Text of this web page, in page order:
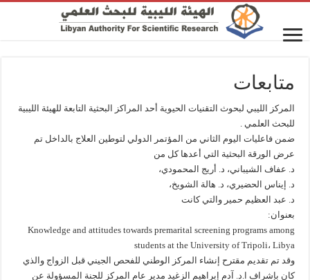
متابعات
المركز الليبي لبحوث التقنيات الحيوية أحد المراكز البحثية التابعة للهيئة الليبية
للبحث العلمي .
ضمن فاعليات اليوم الثاني من المؤتمر الدولي لتوطين العلاج بالداخل تم
عرض الورقة البحثية التي أعدها كل من
د. عفاف الشيباني، د. أريج المحمودي،
د. إيناس الحضيري، د. هالة الشويخ،
د. عبد العظيم حمير والتي كانت
بعنوان:
‏Knowledge and attitudes towards premarital screening programs among
students at the University of Tripoli، Libya
وقد تم تقديم مقترح إنشاء المركز الوطني للفحص الجيني قبل الزواج والذي
كان بإشراف ا.د. آدم إبراهيم الزغيد مدير عام المركز للجنة المسؤولة عن